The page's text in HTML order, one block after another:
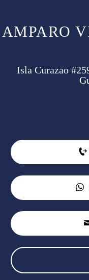
AMPARO
Isla Curazao